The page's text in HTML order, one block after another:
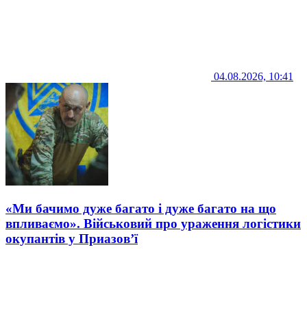
04.08.2026, 10:41
«Ми бачимо дуже багато і дуже багато на що
впливаємо». Військовий про ураження логістики
окупантів у Приазов’ї